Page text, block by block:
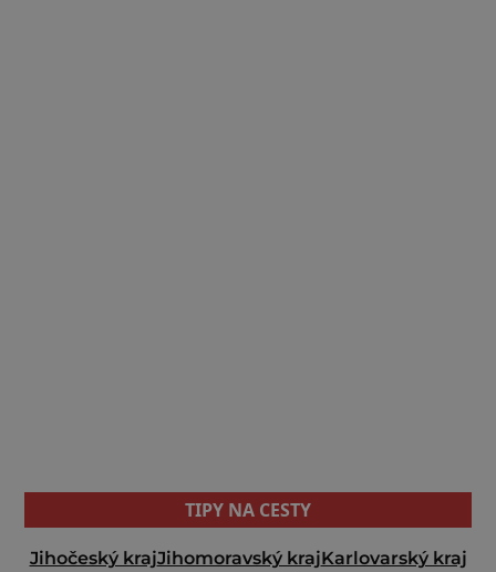
TIPY NA CESTY
Jihočeský krajJihomoravský krajKarlovarský kraj